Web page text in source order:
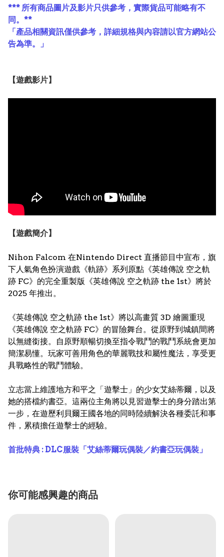
*** 所有商品圖片及影片只供參考，實際貨品可能略有不
同。**
「產品相關資訊僅供參考，詳細規格與內容請以官方網站公
告為準。」
【遊戲影片】
【遊戲簡介】
Nihon Falcom 在Nintendo Direct 直播節目中宣布，旗
下人氣角色扮演遊戲《軌跡》系列原點《英雄傳說 空之軌
跡 FC》的完全重製版《英雄傳說 空之軌跡 the 1st》將於
2025 年推出。
《英雄傳說 空之軌跡 the 1st》將以高畫質 3D 繪圖重現
《英雄傳說 空之軌跡 FC》的冒險舞台。從原野到城鎮間將
以無縫銜接。自原野順暢切換至指令戰鬥的戰鬥系統會更加
簡潔易懂。玩家可善用角色的華麗戰技和屬性魔法，享受更
具戰略性的戰鬥體驗。
立志當上維護地方和平之「遊擊士」的少女艾絲蒂爾，以及
她的搭檔約書亞。這兩位主角將以見習遊擊士的身分踏出第
一步，在遊歷利貝爾王國各地的同時陸續解決各種委託和事
件，累積擔任遊擊士的經驗。
首批特典 : DLC服裝「艾絲蒂爾玩偶裝／約書亞玩偶裝」
你可能感興趣的商品